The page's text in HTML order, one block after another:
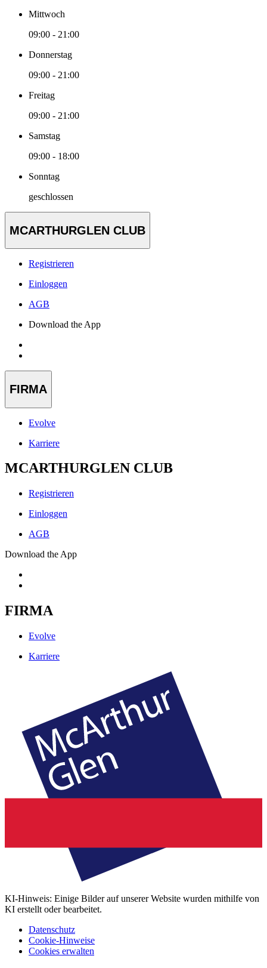
Mittwoch
09:00 - 21:00
Donnerstag
09:00 - 21:00
Freitag
09:00 - 21:00
Samstag
09:00 - 18:00
Sonntag
geschlossen
MCARTHURGLEN CLUB
Registrieren
Einloggen
AGB
Download the App
FIRMA
Evolve
Karriere
MCARTHURGLEN CLUB
Registrieren
Einloggen
AGB
Download the App
FIRMA
Evolve
Karriere
KI-Hinweis: Einige Bilder auf unserer Website wurden mithilfe von
KI erstellt oder bearbeitet.
Datenschutz
Cookie-Hinweise
Cookies erwalten